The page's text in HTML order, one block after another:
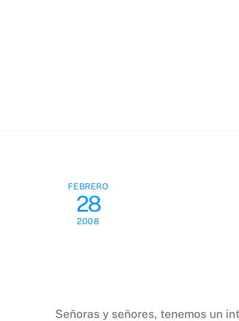
FEBRERO
28
2008
Señoras y señores, tenemos un